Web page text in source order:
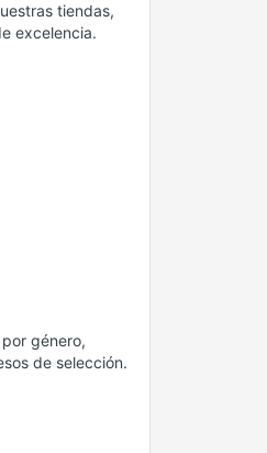
tiendas,
excelencia.
género,
de selección.